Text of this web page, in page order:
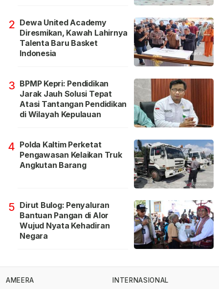
2 Dewa United Academy
Diresmikan, Kawah Lahirnya
Talenta Baru Basket
Indonesia
3 BPMP Kepri: Pendidikan
Jarak Jauh Solusi Tepat
Atasi Tantangan Pendidikan
di Wilayah Kepulauan
4 Polda Kaltim Perketat
Pengawasan Kelaikan Truk
Angkutan Barang
5 Dirut Bulog: Penyaluran
Bantuan Pangan di Alor
Wujud Nyata Kehadiran
Negara
AMEERA INTERNASIONAL